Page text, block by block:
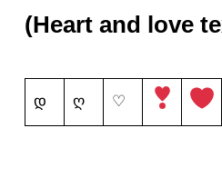
(Heart and love
დ ღ ♡